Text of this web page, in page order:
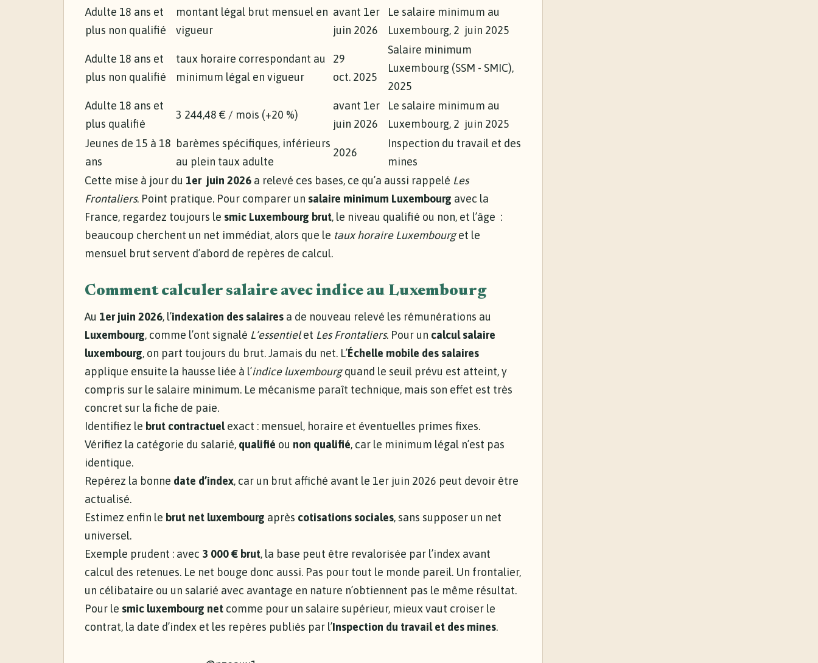
Adulte 18 ans et
plus non qualifié
montant légal brut mensuel en
vigueur
avant 1er
juin 2026
Le salaire minimum au
Luxembourg, 2 juin 2025
Adulte 18 ans et
plus non qualifié
taux horaire correspondant au
minimum légal en vigueur
29
oct. 2025
Salaire minimum
Luxembourg (SSM - SMIC),
2025
Adulte 18 ans et
plus qualifié
3 244,48 € / mois (+20 %)
avant 1er
juin 2026
Le salaire minimum au
Luxembourg, 2 juin 2025
Jeunes de 15 à 18
ans
barèmes spécifiques, inférieurs
au plein taux adulte
2026
Inspection du travail et des
mines
Cette mise à jour du 1er juin 2026 a relevé ces bases, ce qu’a aussi rappelé Les
Frontaliers. Point pratique. Pour comparer un salaire minimum Luxembourg avec la
France, regardez toujours le smic Luxembourg brut, le niveau qualifié ou non, et l’âge :
beaucoup cherchent un net immédiat, alors que le taux horaire Luxembourget le
mensuel brut servent d’abord de repères de calcul.
Comment calculer salaire avec indice au Luxembourg
Au 1er juin 2026, l’indexation des salaires a de nouveau relevé les rémunérations au
Luxembourg, comme l’ont signalé L’essentielet Les Frontaliers. Pour un calcul salaire
luxembourg, on part toujours du brut. Jamais du net. L’Échelle mobile des salaires
applique ensuite la hausse liée à l’indice luxembourgquand le seuil prévu est atteint, y
compris sur le salaire minimum. Le mécanisme paraît technique, mais son effet est très
concret sur la fiche de paie.
Identifiez le brut contractuelexact : mensuel, horaire et éventuelles primes fixes.
Vérifiez la catégorie du salarié, qualifié ou non qualifié, car le minimum légal n’est pas
identique.
Repérez la bonne date d’index, car un brut affiché avant le 1er juin 2026 peut devoir être
actualisé.
Estimez enfin le brut net luxembourg après cotisations sociales, sans supposer un net
universel.
Exemple prudent : avec 3 000 € brut, la base peut être revalorisée par l’index avant
calcul des retenues. Le net bouge donc aussi. Pas pour tout le monde pareil. Un frontalier,
un célibataire ou un salarié avec avantage en nature n’obtiennent pas le même résultat.
Pour le smic luxembourg net comme pour un salaire supérieur, mieux vaut croiser le
contrat, la date d’index et les repères publiés par l’Inspection du travail et des mines.